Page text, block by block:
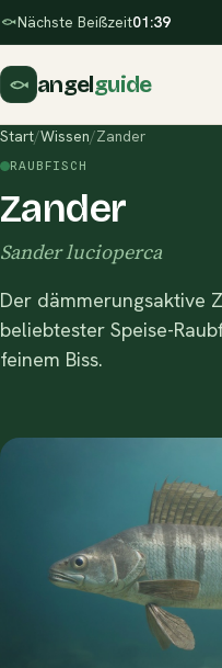
Nächste Beißzeit01:39
angelguide
Start/Wissen/Zander
RAUBFISCH
Zander
Sander lucioperca
Der dämmerungsaktive
beliebtester Speise-
feinem Biss.